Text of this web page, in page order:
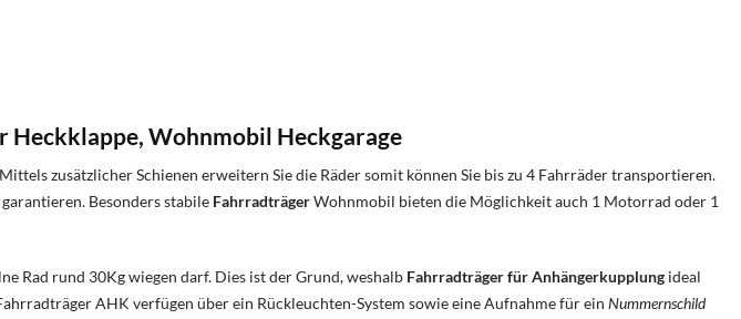
Wohnmobil Heckgarage
zusätzlicher Schienen erweitern Sie die Räder somit können Sie bis zu 4 Fahrräder transportieren.
Besonders stabile FahrradträgerWohnmobil bieten die Möglichkeit auch 1 Motorrad oder 1
Rad rund 30Kg wiegen darf. Dies ist der Grund, weshalb Fahrradträger für Anhängerkupplung ideal
AHK verfügen über ein Rückleuchten-System sowie eine Aufnahme für ein Nummernschild